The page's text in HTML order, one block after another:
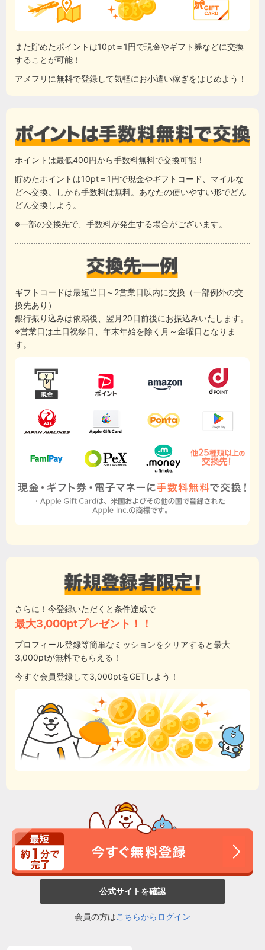
また貯めたポイントは10pt＝1円で現金やギフト券などに交換
することが可能！
アメフリに無料で登録して気軽にお小遣い稼ぎをはじめよう！
ポイントは最低400円から手数料無料で交換可能！
貯めたポイントは10pt＝1円で現金やギフトコード、マイルな
どへ交換。しかも手数料は無料。あなたの使いやすい形でどん
どん交換しよう。
※一部の交換先で、手数料が発生する場合がございます。
ギフトコードは最短当日～2営業日以内に交換（一部例外の交
換先あり）
銀行振り込みは依頼後、翌月20日前後にお振込みいたします。
※営業日は土日祝祭日、年末年始を除く月～金曜日となりま
す。
さらに！今登録いただくと条件達成で
最大3,000ptプレゼント！！
プロフィール登録等簡単なミッションをクリアすると最大
3,000ptが無料でもらえる！
今すぐ会員登録して3,000ptをGETしよう！
公式サイトを確認
会員の方はこちらからログイン